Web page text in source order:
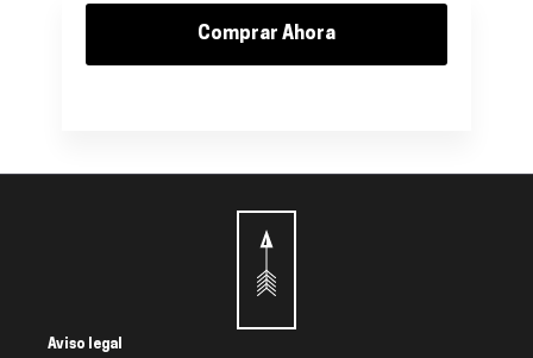
Comprar Ahora
Aviso legal